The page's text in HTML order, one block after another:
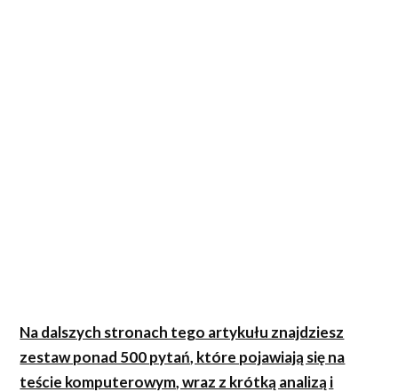
Na dalszych stronach tego artykułu znajdziesz
zestaw ponad 500 pytań, które pojawiają się na
teście komputerowym, wraz z krótką analizą i